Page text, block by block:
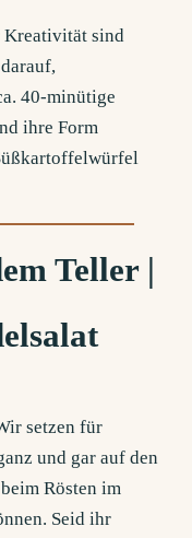
Kreativität sind
40-minütige
ihre Form
Teller |
setzen für
und gar auf den
Rösten im
Seid ihr